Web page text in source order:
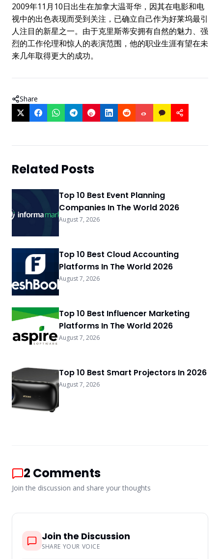
2009年11月10日出生在加拿大温哥华，因其在电影和电
视中的出色表现而受到关注，已确立自己作为好莱坞最引
人注目的新星之一。由于克里斯蒂安拥有自然的魅力、强
烈的工作伦理和惊人的表演范围，他的职业生涯有望在未
来几年取得更大的成功。
Share
Related Posts
Top 10 Best Event Planning
Companies In The World 2026
August 7, 2026
Top 10 Best Cloud Accounting
Platforms In The World 2026
August 7, 2026
Top 10 Best Influencer Marketing
Platforms In The World 2026
August 7, 2026
Top 10 Best Smart Projectors In 2026
August 7, 2026
2 Comments
Join the discussion and share your thoughts
Join the Discussion
SHARE YOUR VOICE